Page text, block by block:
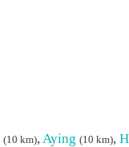
(10 km), Aying (10 km),